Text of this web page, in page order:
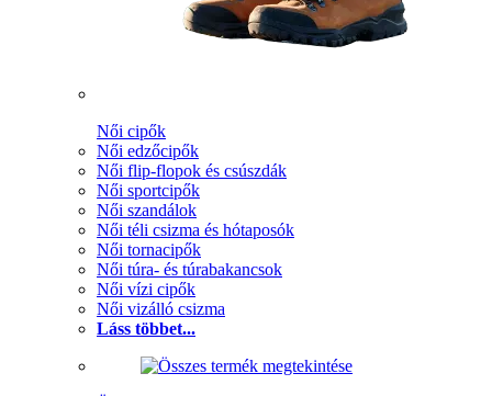
Női cipők
Női edzőcipők
Női flip-flopok és csúszdák
Női sportcipők
Női szandálok
Női téli csizma és hótaposók
Női tornacipők
Női túra- és túrabakancsok
Női vízi cipők
Női vizálló csizma
Láss többet...